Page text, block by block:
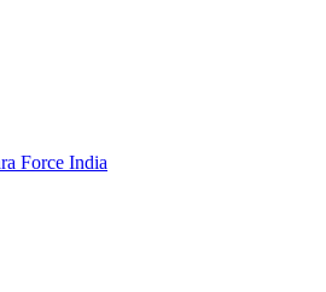
Force India